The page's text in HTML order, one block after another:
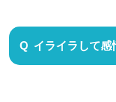
イライラして感